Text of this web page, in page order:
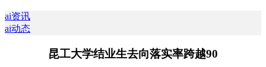
ai资讯
ai动态
昆工大学结业生去向落实率跨越90